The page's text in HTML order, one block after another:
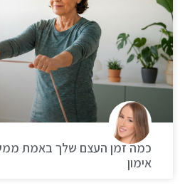
כמה זמן העצם שלך באמת
אימון